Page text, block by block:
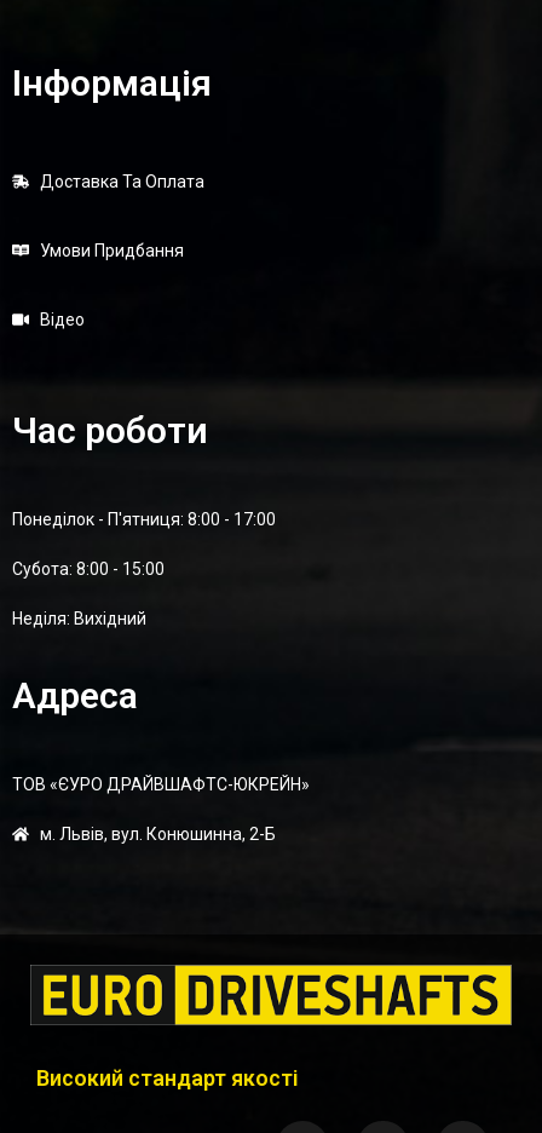
Інформація
Доставка Та Оплата
Умови Придбання
Відео
Час роботи
Понеділок - П'ятниця: 8:00 - 17:00
Суботa: 8:00 - 15:00
Неділя: Вихідний
Адреса
ТОВ «ЄУРО ДРАЙВШАФТC-ЮКРЕЙН»
м. Львів, вул. Конюшинна, 2-Б
Високий стандарт якості